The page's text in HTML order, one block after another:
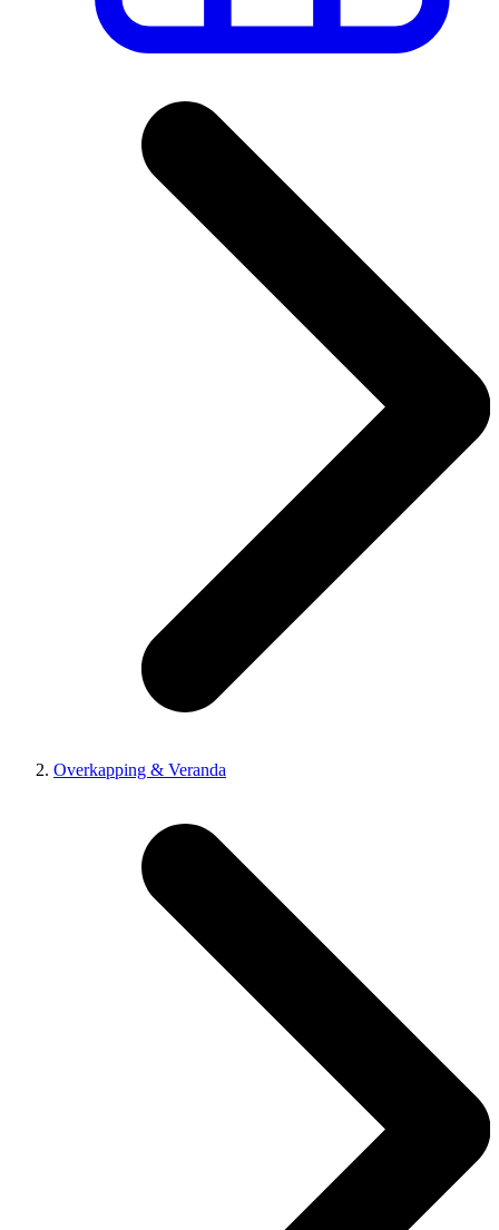
Overkapping & Veranda